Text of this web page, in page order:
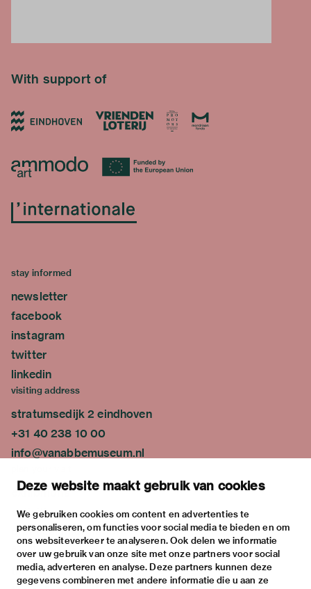
Deze website maakt gebruik van cookies
We gebruiken cookies om content en advertenties te
personaliseren, om functies voor social media te bieden en om
ons websiteverkeer te analyseren. Ook delen we informatie
over uw gebruik van onze site met onze partners voor social
media, adverteren en analyse. Deze partners kunnen deze
gegevens combineren met andere informatie die u aan ze
With support of
stay informed
newsletter
facebook
instagram
twitter
linkedin
visiting address
stratumsedijk 2 eindhoven
+31 40 238 10 00
info@vanabbemuseum.nl
exhibitions
activities
practical information
about
the museum